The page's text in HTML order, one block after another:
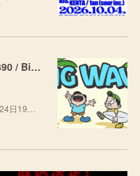
[Animated Lyric Video] KEN THE 390 / Big Wave feat. ポチョムキン,KOPERU,Mii
日19…